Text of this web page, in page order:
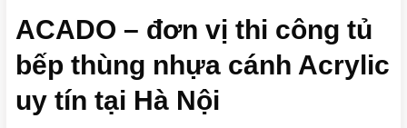
ACADO – đơn vị thi công tủ
bếp thùng nhựa cánh Acrylic
uy tín tại Hà Nội